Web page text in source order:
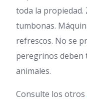
toda la propiedad.
tumbonas.
refrescos. No se
peregrinos deben
animales.
Consulte los otros